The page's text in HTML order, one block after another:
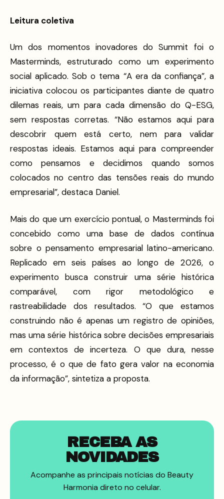
Leitura coletiva
Um dos momentos inovadores do Summit foi o
Masterminds, estruturado como um experimento
social aplicado. Sob o tema “A era da confiança”, a
iniciativa colocou os participantes diante de quatro
dilemas reais, um para cada dimensão do Q-ESG,
sem respostas corretas. “Não estamos aqui para
descobrir quem está certo, nem para validar
respostas ideais. Estamos aqui para compreender
como pensamos e decidimos quando somos
colocados no centro das tensões reais do mundo
empresarial”, destaca Daniel.
Mais do que um exercício pontual, o Masterminds foi
concebido como uma base de dados contínua
sobre o pensamento empresarial latino-americano.
Replicado em seis países ao longo de 2026, o
experimento busca construir uma série histórica
comparável, com rigor metodológico e
rastreabilidade dos resultados. “O que estamos
construindo não é apenas um registro de opiniões,
mas uma série histórica sobre decisões empresariais
em contextos de incerteza. O que dura, nesse
processo, é o que de fato gera valor na economia
da informação”, sintetiza a proposta.
RECEBA AS
NOVIDADES
Acompanhe as principais notícias do Beauty
Harmonia direto no celular.